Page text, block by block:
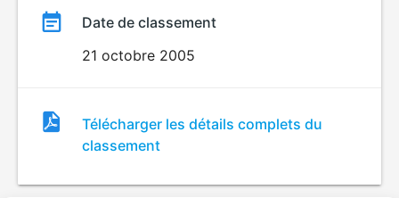
Date de classement
21 octobre 2005
Fichier
de
classement
Télécharger les détails complets du
classement